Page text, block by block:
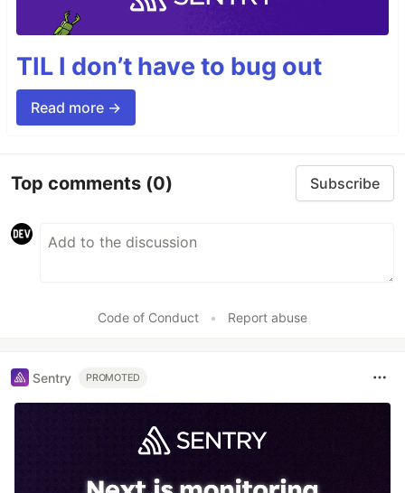
TIL I don’t have to bug out
Read more →
Top comments (0) Subscribe
Code of Conduct • Report abuse
Sentry PROMOTED